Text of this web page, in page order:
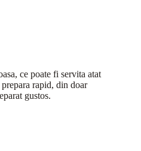
ce poate fi servita atat
rapid, din doar
gustos.